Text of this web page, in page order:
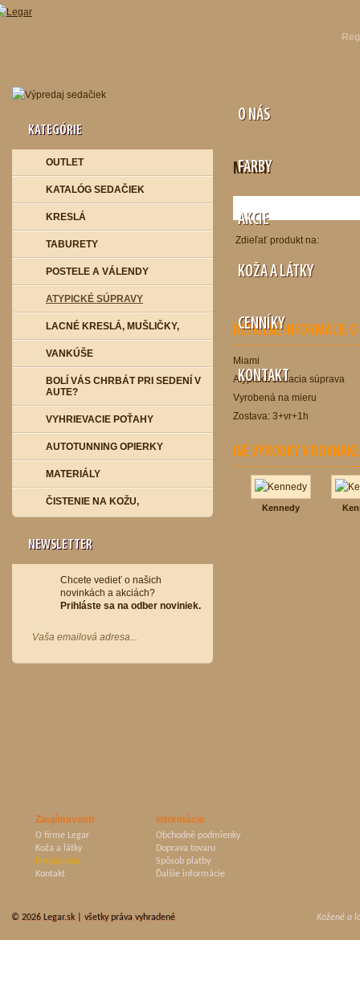
O NÁS
FARBY
AKCIE
KOŽA A LÁTKY
CENNÍKY
KONTAKT
KATEGÓRIE
OUTLET
KATALÓG SEDAČIEK
KRESLÁ
TABURETY
POSTELE A VÁLENDY
ATYPICKÉ SÚPRAVY
LACNÉ KRESLÁ, MUŠLIČKY,
VANKÚŠE
BOLÍ VÁS CHRBÁT PRI SEDENÍ V
AUTE?
VYHRIEVACIE POŤAHY
AUTOTUNNING OPIERKY
MATERIÁLY
ČISTENIE NA KOŽU,
NEWSLETTER
Chcete vedieť o našich
novinkách a akciách?
Prihláste sa na odber noviniek.
MIAMI
Zdieľať produkt na:
DETAILNÉ INFORMÁCIE
Miami
Atypická sedacia súprava
Vyrobená na mieru
Zostava: 3+vr+1h
INÉ VÝROBKY V
Kennedy
Zaujímavosti
O firme Legar
Koža a látky
Predajcovia
Kontakt
Informácie
Obchodné podmienky
Doprava tovaru
Spôsob platby
Ďalšie informácie
© 2026 Legar.sk| všetky práva vyhradené Kožené a